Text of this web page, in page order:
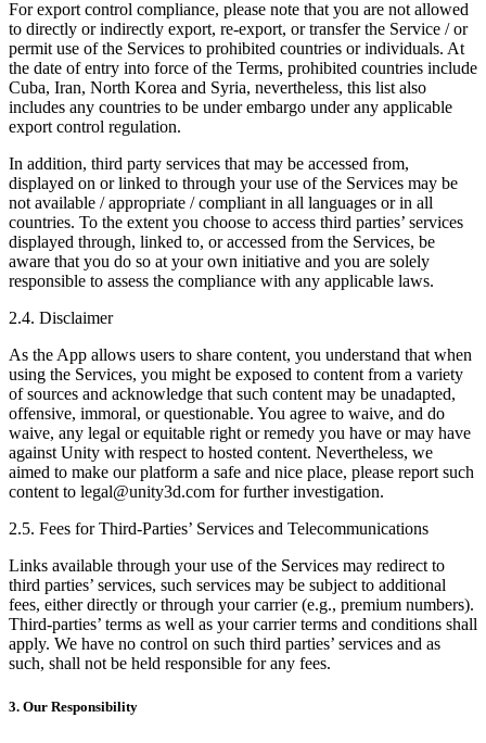
For export control compliance, please note that you are not allowed
to directly or indirectly export, re-export, or transfer the Service / or
permit use of the Services to prohibited countries or individuals. At
the date of entry into force of the Terms, prohibited countries include
Cuba, Iran, North Korea and Syria, nevertheless, this list also
includes any countries to be under embargo under any applicable
export control regulation.
In addition, third party services that may be accessed from,
displayed on or linked to through your use of the Services may be
not available / appropriate / compliant in all languages or in all
countries. To the extent you choose to access third parties’ services
displayed through, linked to, or accessed from the Services, be
aware that you do so at your own initiative and you are solely
responsible to assess the compliance with any applicable laws.
2.4. Disclaimer
As the App allows users to share content, you understand that when
using the Services, you might be exposed to content from a variety
of sources and acknowledge that such content may be unadapted,
offensive, immoral, or questionable. You agree to waive, and do
waive, any legal or equitable right or remedy you have or may have
against Unity with respect to hosted content. Nevertheless, we
aimed to make our platform a safe and nice place, please report such
content to legal@unity3d.com for further investigation.
2.5. Fees for Third-Parties’ Services and Telecommunications
Links available through your use of the Services may redirect to
third parties’ services, such services may be subject to additional
fees, either directly or through your carrier (e.g., premium numbers).
Third-parties’ terms as well as your carrier terms and conditions shall
apply. We have no control on such third parties’ services and as
such, shall not be held responsible for any fees.
3. Our Responsibility